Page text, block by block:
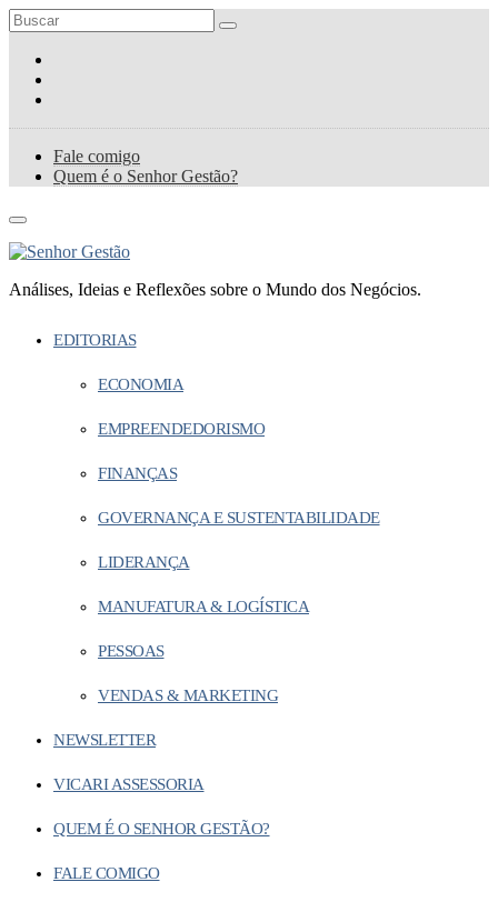
Fale comigo
Quem é o Senhor Gestão?
Análises, Ideias e Reflexões sobre o Mundo dos Negócios.
EDITORIAS
ECONOMIA
EMPREENDEDORISMO
FINANÇAS
GOVERNANÇA E SUSTENTABILIDADE
LIDERANÇA
MANUFATURA & LOGÍSTICA
PESSOAS
VENDAS & MARKETING
NEWSLETTER
VICARI ASSESSORIA
QUEM É O SENHOR GESTÃO?
FALE COMIGO